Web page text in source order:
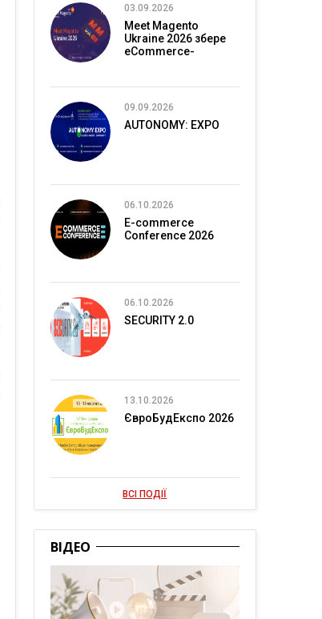
03.09.2026
Meet Magento
Ukraine 2026 збере
eCommerce-
09.09.2026
AUTONOMY: EXPO
06.10.2026
E-commerce
Conference 2026
06.10.2026
SECURITY 2.0
13.10.2026
ЄвроБудЕкспо 2026
ВСІ ПОДІЇ
ВІДЕО